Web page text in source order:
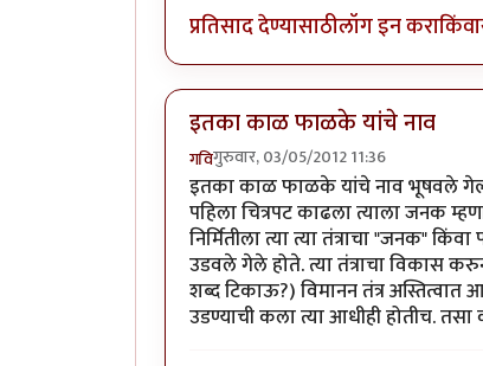
प्रतिसाद देण्यासाठीलॉग इन कराकिंवा
इतका काळ फाळके यांचे नाव
गविगुरुवार, 03/05/2012 11:36
इतका काळ फाळके यांचे नाव भूषवले
पहिला चित्रपट काढला त्याला जनक
निर्मितीला त्या त्या तंत्राचा "जनक"
उडवले गेले होते. त्या तंत्राचा विकास
शब्द टिकाऊ?) विमानन तंत्र अस्तित्वात
उडण्याची कला त्या आधीही होतीच.